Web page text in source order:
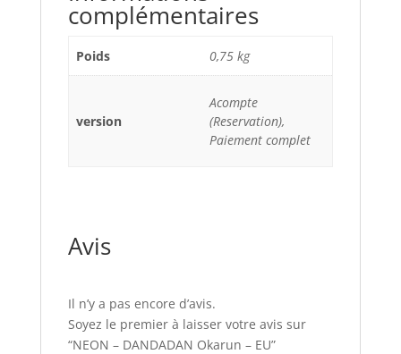
complémentaires
Poids 0,75 kg
version
Acompte
(Reservation),
Paiement complet
Avis
Il n’y a pas encore d’avis.
Soyez le premier à laisser votre avis sur
“NEON – DANDADAN Okarun – EU”